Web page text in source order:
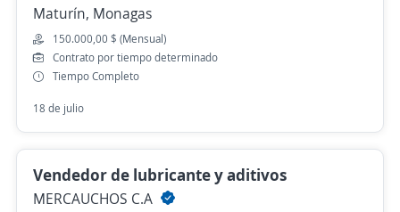
Maturín, Monagas
150.000,00 $ (Mensual)
Contrato por tiempo determinado
Tiempo Completo
18 de julio
Vendedor de lubricante y aditivos
MERCAUCHOS C.A